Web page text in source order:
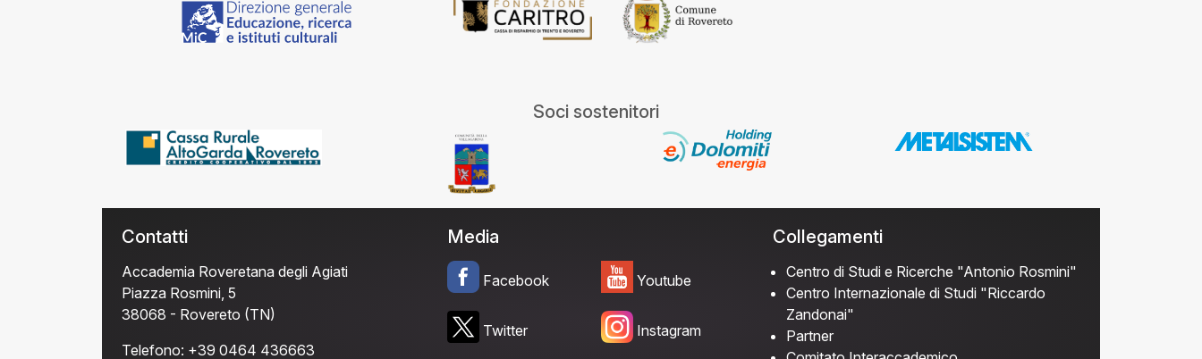
Soci sostenitori
Contatti
Accademia Roveretana degli Agiati
Piazza Rosmini, 5
38068 - Rovereto (TN)
Telefono: +39 0464 436663
Media
Facebook
Twitter
Youtube
Instagram
Collegamenti
Centro di Studi e Ricerche "Antonio Rosmini"
Centro Internazionale di Studi "Riccardo
Zandonai"
Partner